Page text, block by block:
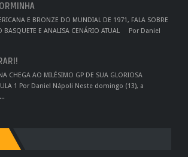
E BRONZE DO MUNDIAL DE 1971, FALA SOBRE
BASQUETE E ANALISA CENÁRIO ATUAL Por Daniel
CHEGA AO MILÉSIMO GP DE SUA GLORIOSA
1 Por Daniel Nápoli Neste domingo (13), a